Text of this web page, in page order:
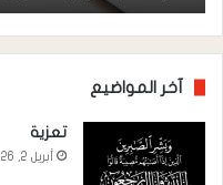
آخر المواضيع
تعزية
أبريل 2, 2026